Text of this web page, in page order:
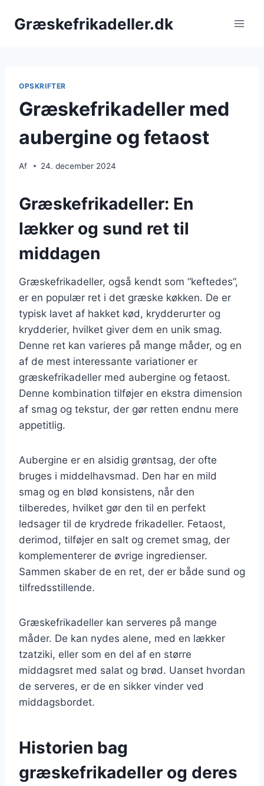
Græskefrikadeller.dk
OPSKRIFTER
Græskefrikadeller med
aubergine og fetaost
Af 24. december 2024
Græskefrikadeller: En
lækker og sund ret til
middagen
Græskefrikadeller, også kendt som “keftedes”,
er en populær ret i det græske køkken. De er
typisk lavet af hakket kød, krydderurter og
krydderier, hvilket giver dem en unik smag.
Denne ret kan varieres på mange måder, og en
af de mest interessante variationer er
græskefrikadeller med aubergine og fetaost.
Denne kombination tilføjer en ekstra dimension
af smag og tekstur, der gør retten endnu mere
appetitlig.
Aubergine er en alsidig grøntsag, der ofte
bruges i middelhavsmad. Den har en mild
smag og en blød konsistens, når den
tilberedes, hvilket gør den til en perfekt
ledsager til de krydrede frikadeller. Fetaost,
derimod, tilføjer en salt og cremet smag, der
komplementerer de øvrige ingredienser.
Sammen skaber de en ret, der er både sund og
tilfredsstillende.
Græskefrikadeller kan serveres på mange
måder. De kan nydes alene, med en lækker
tzatziki, eller som en del af en større
middagsret med salat og brød. Uanset hvordan
de serveres, er de en sikker vinder ved
middagsbordet.
Historien bag
græskefrikadeller og deres